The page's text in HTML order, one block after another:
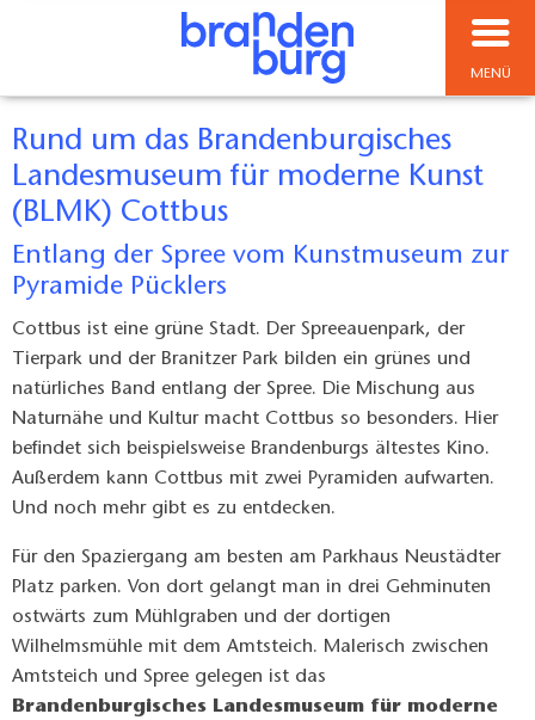
MENÜ
Rund um das Brandenburgisches
Landesmuseum für moderne Kunst
(BLMK) Cottbus
Entlang der Spree vom Kunstmuseum zur
Pyramide Pücklers
Cottbus ist eine grüne Stadt. Der Spreeauenpark, der
Tierpark und der Branitzer Park bilden ein grünes und
natürliches Band entlang der Spree. Die Mischung aus
Naturnähe und Kultur macht Cottbus so besonders. Hier
befindet sich beispielsweise Brandenburgs ältestes Kino.
Außerdem kann Cottbus mit zwei Pyramiden aufwarten.
Und noch mehr gibt es zu entdecken.
Für den Spaziergang am besten am Parkhaus Neustädter
Platz parken. Von dort gelangt man in drei Gehminuten
ostwärts zum Mühlgraben und der dortigen
Wilhelmsmühle mit dem Amtsteich. Malerisch zwischen
Amtsteich und Spree gelegen ist das
Brandenburgisches Landesmuseum für moderne